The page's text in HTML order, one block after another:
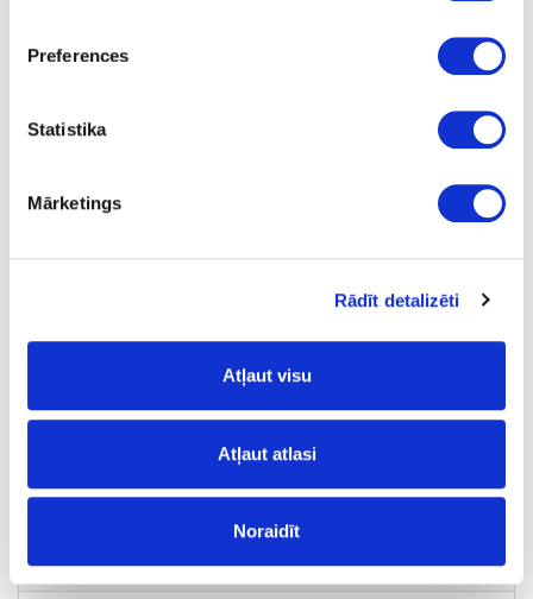
Preferences
Statistika
Mārketings
Rādīt detalizēti
Atļaut visu
Atļaut atlasi
Noraidīt
Uzdot jautājumu
Cietā vaska eļļa OSMO